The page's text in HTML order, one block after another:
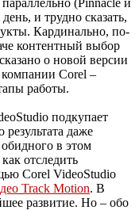
и трудно сказать,
Кардинально, по-
контентный выбор
о новой версии
Corel –
работы.
подкупает
даже
в этом
отследить
Corel VideoStudio
Track Motion. В
развитие. Но – обо